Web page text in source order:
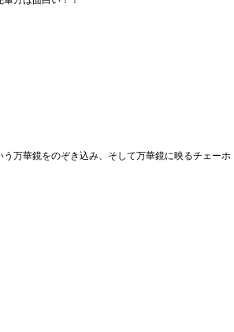
万華鏡をのぞき込み、そして万華鏡に映るチェーホ